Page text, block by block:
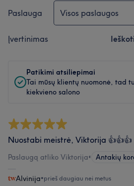
Paslauga Visos paslaugos
Įvertinimas
Patikimi atsiliepimai
Tai mūsų klientų nuomonė, tad
kiekvieno salono
Nuostabi meistrė, Viktorija 👍👍👍
Paslaugą atliko Viktorija• Antakių
Alvinija•prieš daugiau nei metus